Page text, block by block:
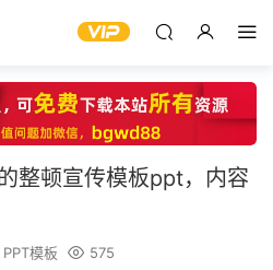
整顿宣传模板ppt，内容
PPT模板 575